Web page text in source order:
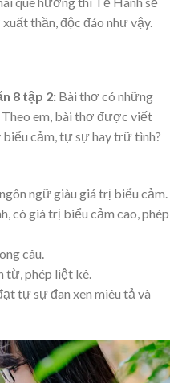
thần, độc đáo như vậy.
8 tập 2: Bài thơ có những
em, bài thơ được viết
cảm, tự sự hay trữ tình?
ngữ giàu giá trị biểu cảm.
có giá trị biểu cảm cao, phép
câu.
từ, phép liệt kê.
tự sự đan xen miêu tả và